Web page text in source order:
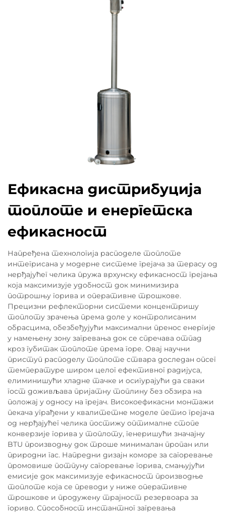
Ефикасна дистрибуција
топлоте и енергетска
ефикасност
Напређена технологија расподеле топлоте
интегрисана у модерне системе грејача за терасу од
нерђајућег челика пружа врхунску ефикасност грејања
која максимизује удобност док минимизира
потрошњу горива и оперативне трошкове.
Прецизни рефлекторни системи концентришу
топлоту зрачења према доле у контролисаним
обрасцима, обезбеђујући максимални пренос енергије
у намењену зону загревања док се спречава отпад
кроз губитак топлоте према горе. Овај научни
приступ расподелу топлоте ствара доследан опсег
температуре широм целог ефективног радијуса,
елиминишући хладне тачке и осигурајући да сваки
гост доживљава пријатну топлину без обзира на
положај у односу на грејач. Високоефикасни монтажи
пекача уграђени у квалитетне моделе петио грејача
од нерђајућег челика постижу оптималне стопе
конверзије горива у топлоту, генеришући значајну
BTU производњу док троше минималан пропан или
природни гас. Напредни дизајн коморе за сагоревање
промовише потпуну сагоревање горива, смањујући
емисије док максимизује ефикасност производње
топлоте која се преводи у ниже оперативне
трошкове и продужену трајност резервоара за
гориво. Способност инстантног загревања